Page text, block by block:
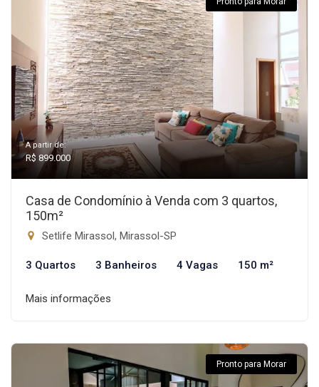
A partir de:
R$ 899.000
Casa de Condomínio à Venda com 3 quartos,
150m²
Setlife Mirassol, Mirassol-SP
3 Quartos 3 Banheiros 4 Vagas 150 m²
Mais informações
Pronto para Morar